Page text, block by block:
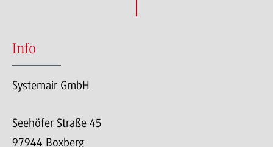
Info
Systemair GmbH
Seehöfer Straße 45
97944 Boxberg